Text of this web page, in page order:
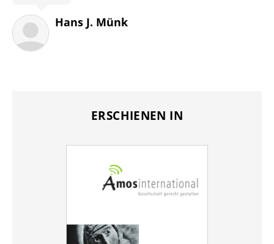
Infos Hans J. Münk
ERSCHIENEN IN